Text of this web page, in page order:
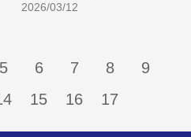
2026/03/12
5 6 7 8
9
15 16 17